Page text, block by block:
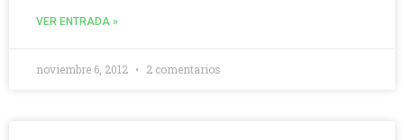
VER ENTRADA »
noviembre 6, 2012 2 comentarios